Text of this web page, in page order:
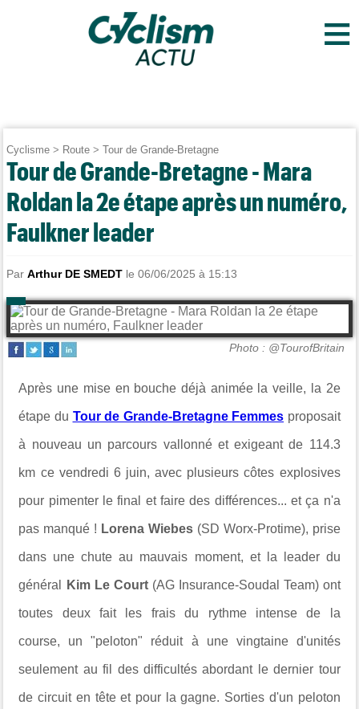
≡
Cyclisme > Route >Tour de Grande-Bretagne
Tour de Grande-Bretagne - Mara
Roldan la 2e étape après un numéro,
Faulkner leader
ParArthur DE SMEDT le 06/06/2025 à 15:13
Photo : @TourofBritain
Après une mise en bouche déjà animée la veille, la 2e
étape du Tour de Grande-Bretagne Femmes proposait
à nouveau un parcours vallonné et exigeant de 114.3
km ce vendredi 6 juin, avec plusieurs côtes explosives
pour pimenter le final et faire des différences... et ça n'a
pas manqué ! Lorena Wiebes(SD Worx-Protime), prise
dans une chute au mauvais moment, et la leader du
général Kim Le Court(AG Insurance-Soudal Team) ont
toutes deux fait les frais du rythme intense de la
course, un "peloton" réduit à une vingtaine d'unités
seulement au fil des difficultés abordant le dernier tour
de circuit en tête et pour la gagne. Sorties d'un peloton